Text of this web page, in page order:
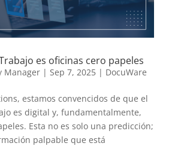
es oficinas cero papeles
Manager| Sep 7, 2025| DocuWare
estamos convencidos de que el
es digital y, fundamentalmente,
Esta no es solo una predicción;
palpable que está